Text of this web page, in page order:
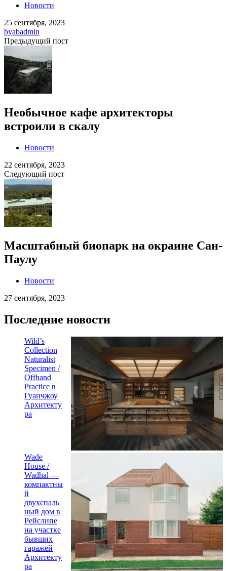
Новости
25 сентября, 2023
byabadmin
Предыдущий пост
Необычное кафе архитекторы
встроили в скалу
Новости
22 сентября, 2023
Следующий пост
Масштабный биопарк на окраине Сан-
Паулу
Новости
27 сентября, 2023
Последние новости
Wild’s
Collection
Naturalist
Specimen /
Offhand
Practice в
Гуанчжоу
Архитекту
ра
Wade
House /
Wadhal —
компактны
й
двухспаль
ный дом в
Рейслипе
на участке
бывших
гаражей
Архитекту
ра